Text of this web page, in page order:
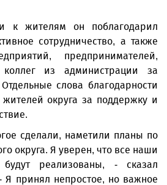
к жителям он поблагодарил
сотрудничество, а также
предпринимателей,
из администрации за
слова благодарности
округа за поддержку и
сделали, наметили планы по
округа. Я уверен, что все наши
реализованы, - сказал
принял непростое, но важное